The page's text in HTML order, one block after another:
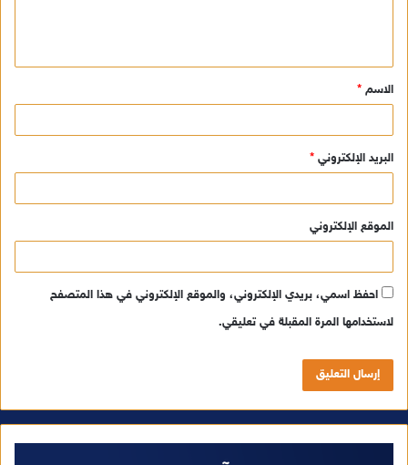
ق
*
الاسم *
البريد الإلكتروني *
الموقع الإلكتروني
احفظ اسمي، بريدي الإلكتروني، والموقع الإلكتروني في هذا المتصفح
لاستخدامها المرة المقبلة في تعليقي.